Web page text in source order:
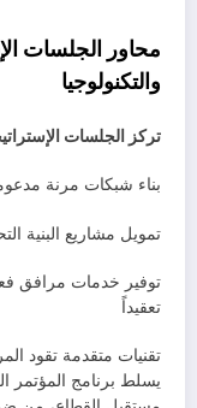
محاور الجلسات
والتكنولوجيا
تركز الجلسات
بناء شبكات مرنة
تمويل مشاريع البنية
توفير خدمات مرافق
تعقيداً
تقنيات متقدمة تقود
يسلط برنامج المؤتمر